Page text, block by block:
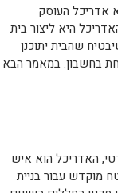
אדריכל העוסק
היא ליצור בית
שהבית יתוכנן
בחשבון. במאמר הבא
האדריכל הוא איש
מוקדש עבור בניית